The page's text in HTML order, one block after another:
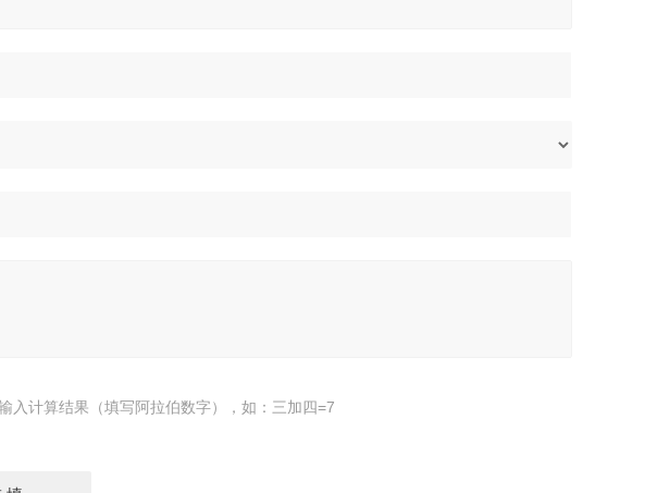
入计算结果（填写阿拉伯数字），如：三加四=7